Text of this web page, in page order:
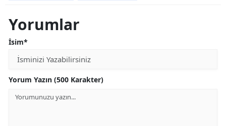
Yorumlar
İsim*
Yorum Yazın (500 Karakter)